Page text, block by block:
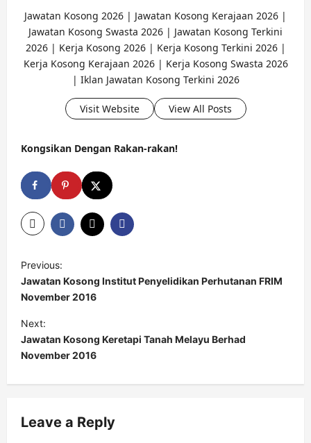
Jawatan Kosong 2026 | Jawatan Kosong Kerajaan 2026 |
Jawatan Kosong Swasta 2026 | Jawatan Kosong Terkini
2026 | Kerja Kosong 2026 | Kerja Kosong Terkini 2026 |
Kerja Kosong Kerajaan 2026 | Kerja Kosong Swasta 2026
| Iklan Jawatan Kosong Terkini 2026
Visit Website View All Posts
Kongsikan Dengan Rakan-rakan!
P
o
s
t
n
a
v
g
Previous:
Jawatan Kosong Institut Penyelidikan Perhutanan FRIM
November 2016
Next:
Jawatan Kosong Keretapi Tanah Melayu Berhad
November 2016
Leave a Reply